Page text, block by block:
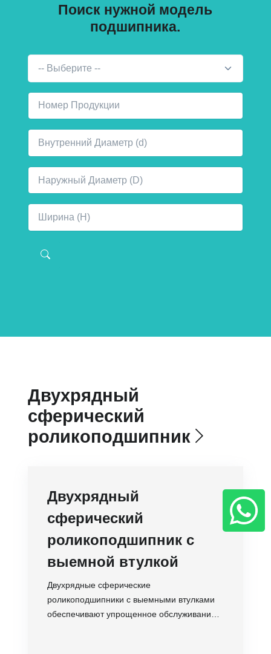
Поиск нужной модель
подшипника.
-- Выберите --
Двухрядный
сферический
роликоподшипник
Двухрядный
сферический
роликоподшипник с
выемной втулкой
Двухрядные сферические
роликоподшипники с выемными втулками
обеспечивают упрощенное обслуживание,